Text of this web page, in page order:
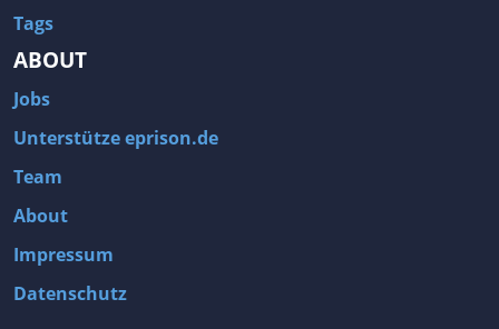
Tags
ABOUT
Jobs
Unterstütze eprison.de
Team
About
Impressum
Datenschutz